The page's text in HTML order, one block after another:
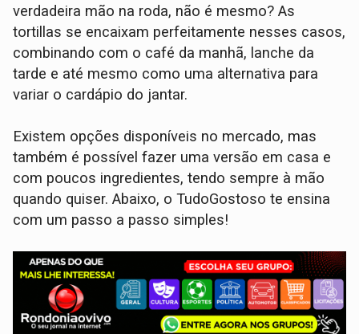
verdadeira mão na roda, não é mesmo? As
tortillas se encaixam perfeitamente nesses casos,
combinando com o café da manhã, lanche da
tarde e até mesmo como uma alternativa para
variar o cardápio do jantar.
Existem opções disponíveis no mercado, mas
também é possível fazer uma versão em casa e
com poucos ingredientes, tendo sempre à mão
quando quiser. Abaixo, o TudoGostoso te ensina
com um passo a passo simples!